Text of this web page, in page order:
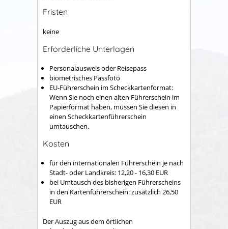
Fristen
keine
Erforderliche Unterlagen
Personalausweis oder Reisepass
biometrisches Passfoto
EU-Führerschein im Scheckkartenformat:
Wenn Sie noch einen alten Führerschein im
Papierformat haben, müssen Sie diesen in
einen Scheckkartenführerschein
umtauschen.
Kosten
für den internationalen Führerschein je nach
Stadt- oder Landkreis: 12,20 - 16,30 EUR
bei Umtausch des bisherigen Führerscheins
in den Kartenführerschein: zusätzlich 26,50
EUR
Der Auszug aus dem örtlichen